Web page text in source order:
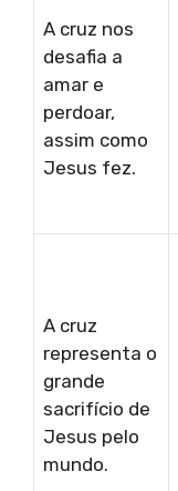
A cruz nos
desafia a
amar e
perdoar,
assim como
Jesus fez.
A cruz
representa o
grande
sacrifício de
Jesus pelo
mundo.